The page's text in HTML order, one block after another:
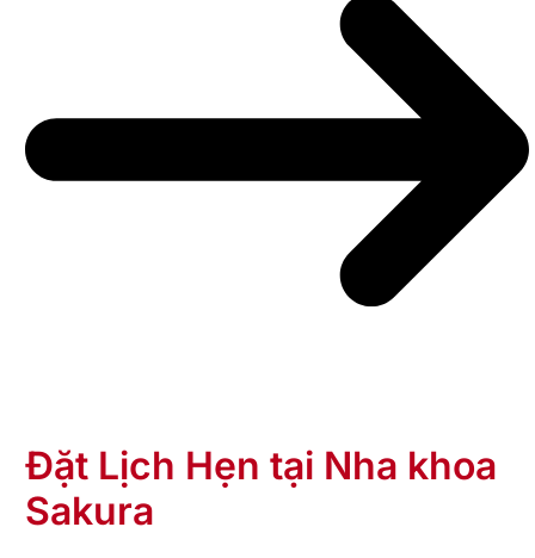
Đặt Lịch Hẹn tại Nha khoa
Sakura